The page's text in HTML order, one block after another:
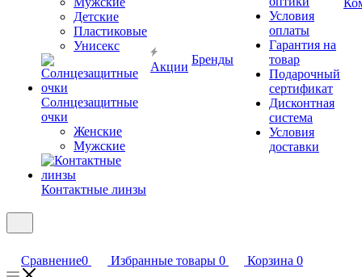
Детские
Пластиковые
Унисекс
Солнцезащитные
очки
Женские
Мужские
Контактные линзы
Акции
Бренды
Условия
оплаты
Гарантия на
товар
Подарочный
сертификат
Дисконтная
система
Условия
доставки
Сравнение0 Избранные товары 0 Корзина 0